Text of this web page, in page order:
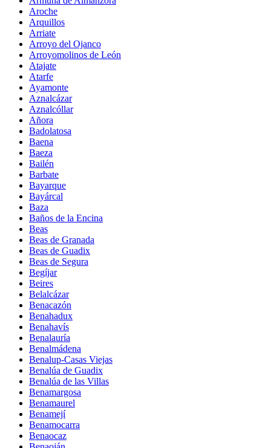
Aroche
Arquillos
Arriate
Arroyo del Ojanco
Arroyomolinos de León
Atajate
Atarfe
Ayamonte
Aznalcázar
Aznalcóllar
Añora
Badolatosa
Baena
Baeza
Bailén
Barbate
Bayarque
Bayárcal
Baza
Baños de la Encina
Beas
Beas de Granada
Beas de Guadix
Beas de Segura
Begíjar
Beires
Belalcázar
Benacazón
Benahadux
Benahavís
Benalauría
Benalmádena
Benalup-Casas Viejas
Benalúa de Guadix
Benalúa de las Villas
Benamargosa
Benamaurel
Benamejí
Benamocarra
Benaocaz